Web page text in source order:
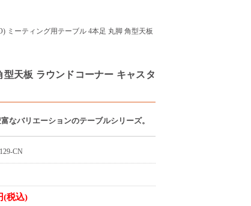
ミーティング用テーブル 4本足 丸脚 角型天板
天板 ラウンドコーナー キャスタ
なバリエーションのテーブルシリーズ。
CN
(税込)